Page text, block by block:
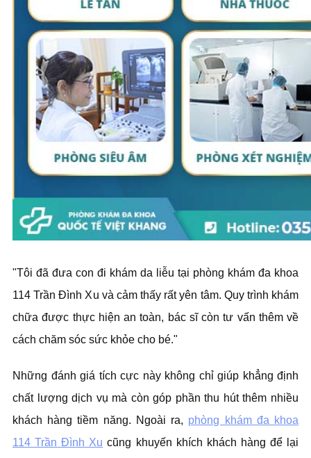
"Tôi đã đưa con đi khám da liễu tại phòng khám đa khoa
114 Trần Đình Xu và cảm thấy rất yên tâm. Quy trình khám
chữa được thực hiện an toàn, bác sĩ còn tư vấn thêm về
cách chăm sóc sức khỏe cho bé."
Những đánh giá tích cực này không chỉ giúp khẳng định
chất lượng dịch vụ mà còn góp phần thu hút thêm nhiều
khách hàng tiềm năng. Ngoài ra, phòng khám đa khoa
114 Trần Đình Xu cũng khuyến khích khách hàng để lại